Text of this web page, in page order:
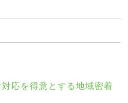
応を得意とする地域密着